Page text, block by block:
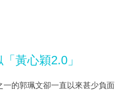
黃心穎2.0」
的郭珮文卻一直以來甚少負面